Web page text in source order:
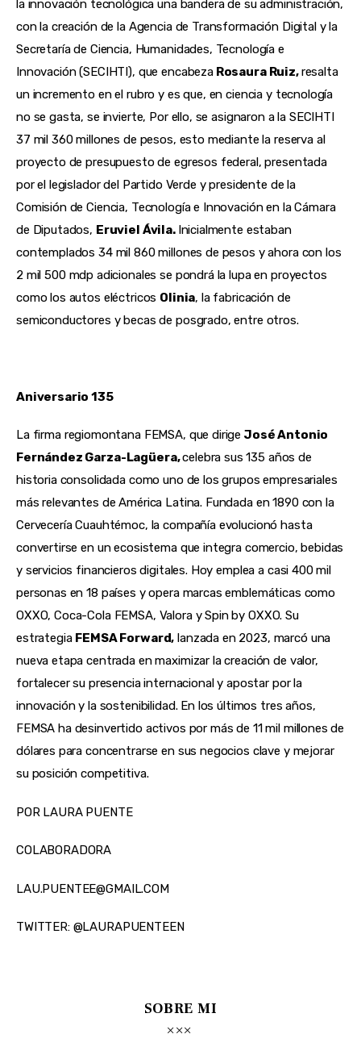
la innovación tecnológica una bandera de su administración,
con la creación de la Agencia de Transformación Digital y la
Secretaría de Ciencia, Humanidades, Tecnología e
Innovación (SECIHTI), que encabezaRosaura Ruiz,resalta
un incremento en el rubro y es que, en ciencia y tecnología
no se gasta, se invierte, Por ello, se asignaron a la SECIHTI
37 mil 360 millones de pesos, esto mediante la reserva al
proyecto de presupuesto de egresos federal, presentada
por el legislador del Partido Verde y presidente de la
Comisión de Ciencia, Tecnología e Innovación en la Cámara
de Diputados, Eruviel Ávila. Inicialmente estaban
contemplados 34 mil 860 millones de pesos y ahora con los
2 mil 500 mdp adicionales se pondrá la lupa en proyectos
como los autos eléctricos Olinia, la fabricación de
semiconductores y becas de posgrado, entre otros.
Aniversario 135
La firma regiomontana FEMSA, que dirige José Antonio
Fernández Garza-Lagüera,celebra sus 135 años de
historia consolidada como uno de los grupos empresariales
más relevantes de América Latina. Fundada en 1890 con la
Cervecería Cuauhtémoc, la compañía evolucionó hasta
convertirse en un ecosistema que integra comercio, bebidas
y servicios financieros digitales. Hoy emplea a casi 400 mil
personas en 18 países y opera marcas emblemáticas como
OXXO, Coca-Cola FEMSA, Valora y Spin by OXXO. Su
estrategia FEMSA Forward, lanzada en 2023, marcó una
nueva etapa centrada en maximizar la creación de valor,
fortalecer su presencia internacional y apostar por la
innovación y la sostenibilidad. En los últimos tres años,
FEMSA ha desinvertido activos por más de 11 mil millones de
dólares para concentrarse en sus negocios clave y mejorar
su posición competitiva.
POR LAURA PUENTE
COLABORADORA
LAU.PUENTEE@GMAIL.COM
TWITTER: @LAURAPUENTEEN
SOBRE MI